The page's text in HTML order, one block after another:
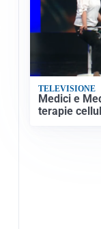
TELEVISIONE
Medici e
terapie